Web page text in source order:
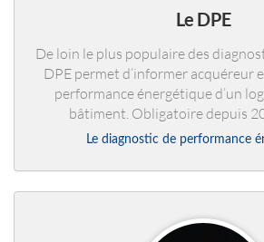
Le DPE
De loin le plus populaire des
DPE permet d’informer acquéreur
performance énergétique d’un
bâtiment. Obligatoire depuis
Le diagnostic de performance